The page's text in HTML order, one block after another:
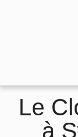
Le
à